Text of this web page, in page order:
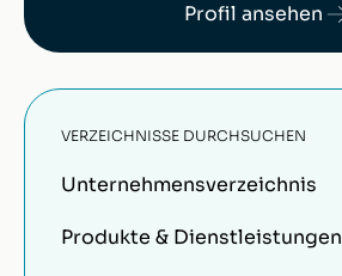
Profil ansehen
VERZEICHNISSE DURCHSUCHEN
Unternehmensverzeichnis
Produkte & Dienstleistungen